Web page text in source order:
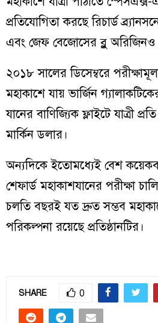
প্রতিযোগিতা করছে রিচার্ড
এবং জেফ বেজোসের ব্লু
২০১৮ সালের ডিসেম্বরে
মহাকাশে যায় ভার্জিন
যানের বাণিজ্যিক ফ্লাইটে যাত্রী
মার্কিন ডলার।
অন্যদিকে ইতোমধ্যেই বেশ
শেফার্ড মহাকাশযানের পরীক্ষা
চলতি বছরই যত দ্রুত সম্ভব
পরিকল্পনা রয়েছে প্রতিষ্ঠানটির।
SHARE 0